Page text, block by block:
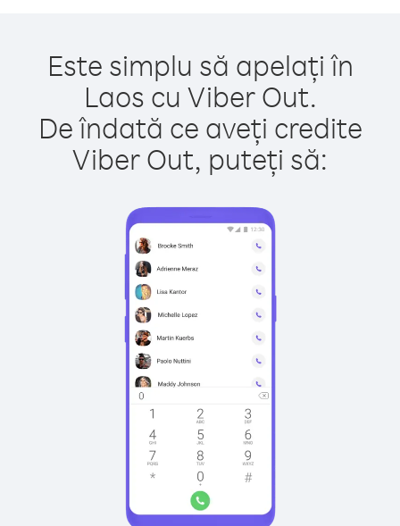
Este simplu să apelați în
Laos cu Viber Out.
De îndată ce aveți credite
Viber Out, puteți să: